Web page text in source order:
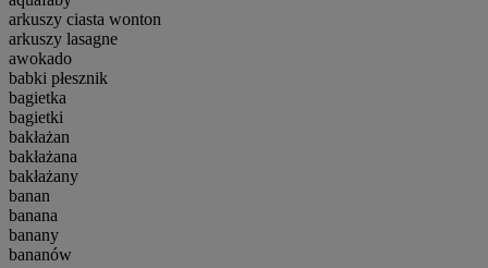
arkuszy ciasta wonton
arkuszy lasagne
awokado
babki płesznik
bagietka
bagietki
bakłażan
bakłażana
bakłażany
banan
banana
banany
bananów